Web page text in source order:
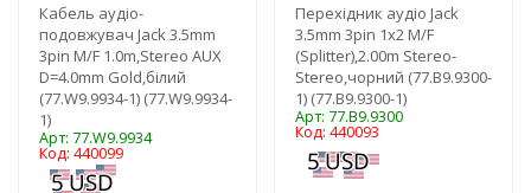
Кабель аудіо-
подовжувач Jack 3.5mm
3pin M/F 1.0m,Stereo AUX
D=4.0mm Gold,білий
(77.W9.9934-1) (77.W9.9934-
1)
Арт: 77.W9.9934
Код: 440099
Перехідник аудіо Jack
3.5mm 3pin 1x2 M/F
(Splitter),2.00m Stereo-
Stereo,чорний (77.B9.9300-
1) (77.B9.9300-1)
Арт: 77.B9.9300
Код: 440093